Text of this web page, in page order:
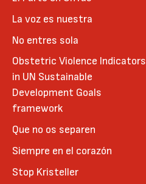
La voz es nuestra
No entres sola
Obstetric Violence Indicators
in UN Sustainable
Development Goals
framework
Que no os separen
Siempre en el corazón
Stop Kristeller